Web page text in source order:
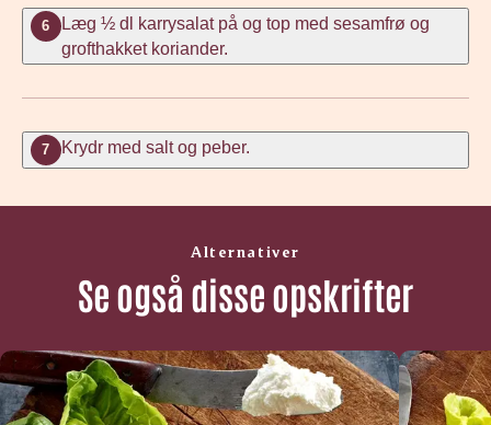
6
Læg ½ dl karrysalat på og top med sesamfrø og
grofthakket koriander.
7 Krydr med salt og peber.
Alternativer
Se også disse opskrifter